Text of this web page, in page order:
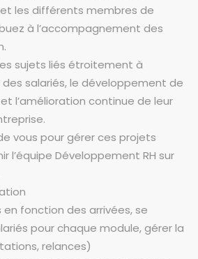
les différents membres de
à l’accompagnement des
sujets liés étroitement à
salariés, le développement de
l’amélioration continue de leur
vous pour gérer ces projets
l’équipe Développement RH sur
en fonction des arrivées, se
pour chaque module, gérer la
relances)